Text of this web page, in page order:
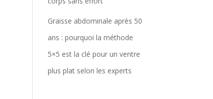
Graisse abdominale après 50
ans : pourquoi la méthode
5×5 est la clé pour un ventre
plus plat selon les experts